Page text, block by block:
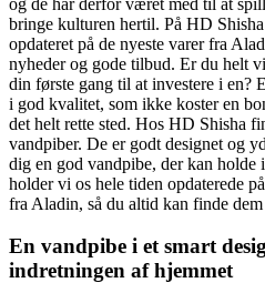
bringe kulturen hertil. På HD
opdateret på de nyeste varer fra
nyheder og gode tilbud. Er du helt
din første gang til at investere i en?
i god kvalitet, som ikke koster en
det helt rette sted. Hos HD Shisha
vandpiber. De er godt designet og
dig en god vandpibe, der kan
holder vi os hele tiden opdaterede
fra Aladin, så du altid kan finde dem
En vandpibe i et smart
indretningen af hjemmet